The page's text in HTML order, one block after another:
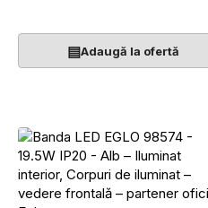
▤Adaugă la ofertă